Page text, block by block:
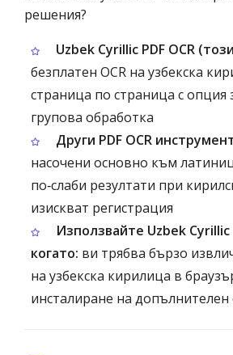
решения?
Uzbek Cyrillic PDF OCR
безплатен OCR на узбекска
страница по страница с опция
групова обработка
Други PDF OCR
насочени основно към
по‑слаби резултати при
изискват регистрация
Използвайте Uzbek Cyrillic
когато: ви трябва бързо
на узбекска кирилица в
инсталиране на допълнителен